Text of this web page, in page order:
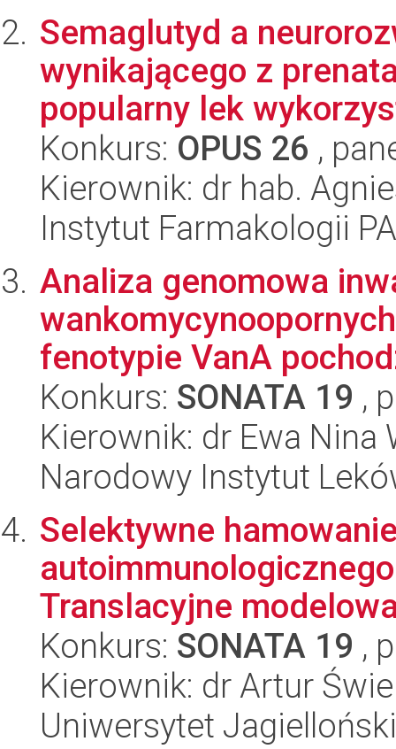
Semaglutyd a
wynikającego z
popularny lek
Konkurs: OPUS 26 ,
Kierownik: dr hab.
Instytut Farmakologii
Analiza genomowa
fenotypie VanA
Konkurs: SONATA 19 ,
Kierownik: dr Ewa Nina
Narodowy Instytut
Selektywne
Translacyjne
Konkurs: SONATA 19 ,
Kierownik: dr Artur
Uniwersytet